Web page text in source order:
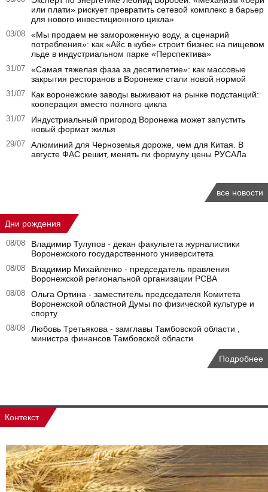
или плати» рискует превратить сетевой комплекс в барьер
для нового инвестиционного цикла»
03/08
«Мы продаем не замороженную воду, а сценарий
потребления»: как «Айс в кубе» строит бизнес на пищевом
льде в индустриальном парке «Перспектива»
31/07
«Самая тяжелая фаза за десятилетие»: как массовые
закрытия ресторанов в Воронеже стали новой нормой
31/07
Как воронежские заводы выживают на рынке подстанций:
кооперация вместо полного цикла
31/07
Индустриальный пригород Воронежа может запустить
новый формат жилья
29/07
Алюминий для Черноземья дороже, чем для Китая. В
августе ФАС решит, менять ли формулу цены РУСАЛа
все новости
Дни рождения
08/08
Владимир Тулупов - декан факультета журналистики
Воронежского государственного университета
08/08
Владимир Михайленко - председатель правления
Воронежской региональной организации РСВА
08/08
Ольга Ортина - заместитель председателя Комитета
Воронежской областной Думы по физической культуре и
спорту
08/08
Любовь Третьякова - замглавы Тамбовской области ,
министра финансов Тамбовской области
Подробнее
Контекст